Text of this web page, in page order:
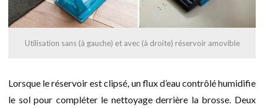
Utilisation sans (à gauche) et avec (à droite) réservoir amovible
Lorsque le réservoir est clipsé, un flux d’eau contrôlé humidifie
le sol pour compléter le nettoyage derrière la brosse. Deux